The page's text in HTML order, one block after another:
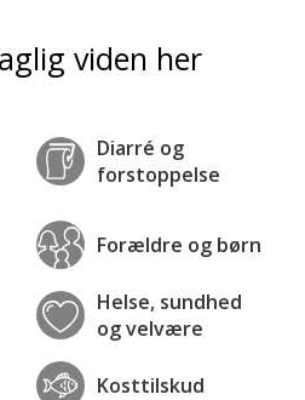
viden her
Diarré og
forstoppelse
Forældre og børn
Helse, sundhed
og velvære
Kosttilskud